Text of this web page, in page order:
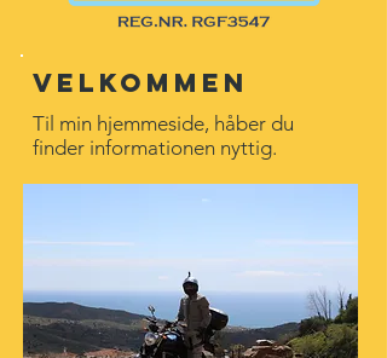
Velkommen
Til min hjemmeside, håber du
finder informationen nyttig.